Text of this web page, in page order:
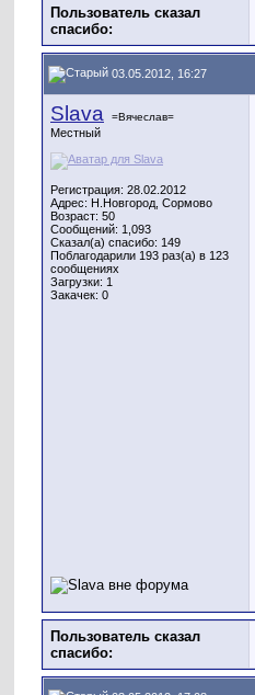
Пользователь сказал
cпасибо:
03.05.2012, 16:27
Slava =Вячеслав=
Местный
Регистрация: 28.02.2012
Адрес: Н.Новгород, Сормово
Возраст: 50
Сообщений: 1,093
Сказал(а) спасибо: 149
Поблагодарили 193 раз(а) в 123
сообщениях
Загрузки: 1
Закачек: 0
Пользователь сказал
cпасибо: